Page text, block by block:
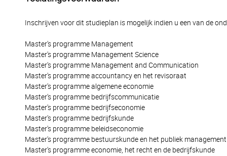
Inschrijven voor dit studieplan is mogelijk indien u een van de
Master's programme Management
Master's programme Management Science
Master's programme Management and Communication
Master's programme accountancy en het revisoraat
Master's programme algemene economie
Master's programme bedrijfscommunicatie
Master's programme bedrijfseconomie
Master's programme bedrijfskunde
Master's programme beleidseconomie
Master's programme bestuurskunde en het publiek management
Master's programme economie, het recht en de bedrijfskunde